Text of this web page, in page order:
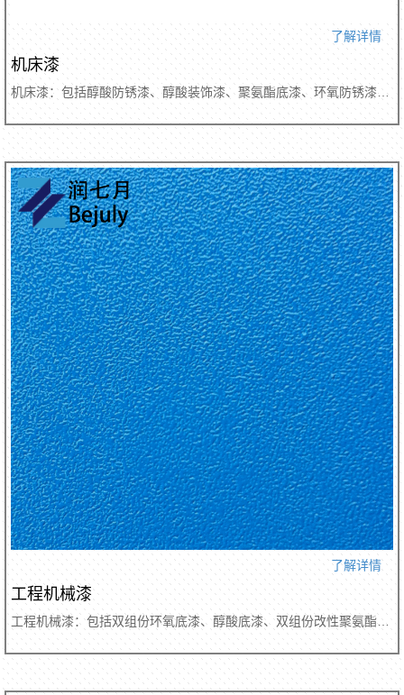
了解详情
机床漆
机床漆：包括醇酸防锈漆、醇酸装饰漆、聚氨酯底漆、环氧防锈漆、各色聚氨酯效果漆
了解详情
工程机械漆
工程机械漆：包括双组份环氧底漆、醇酸底漆、双组份改性聚氨酯底漆、单组份常温氧化干燥面漆、双组份聚氨酯面漆、双组份高固体份聚氨酯面漆